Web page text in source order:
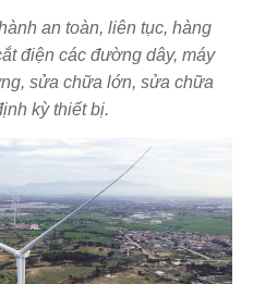
an toàn, liên tục, hàng
điện các đường dây, máy
sửa chữa lớn, sửa chữa
kỳ thiết bị.